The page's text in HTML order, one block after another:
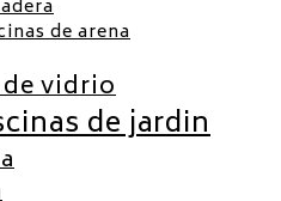
de arena
vidrio
de jardin